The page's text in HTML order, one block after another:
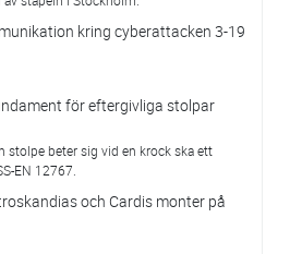
kring cyberattacken 3-19
för eftergivliga stolpar
stolpe beter sig vid en krock ska ett
EN 12767.
och Cardis monter på